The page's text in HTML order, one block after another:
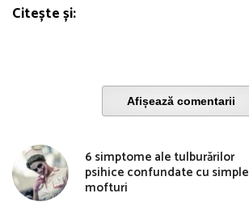
Citește și:
Afișează comentarii
6 simptome ale tulburărilor
psihice confundate cu simple
mofturi